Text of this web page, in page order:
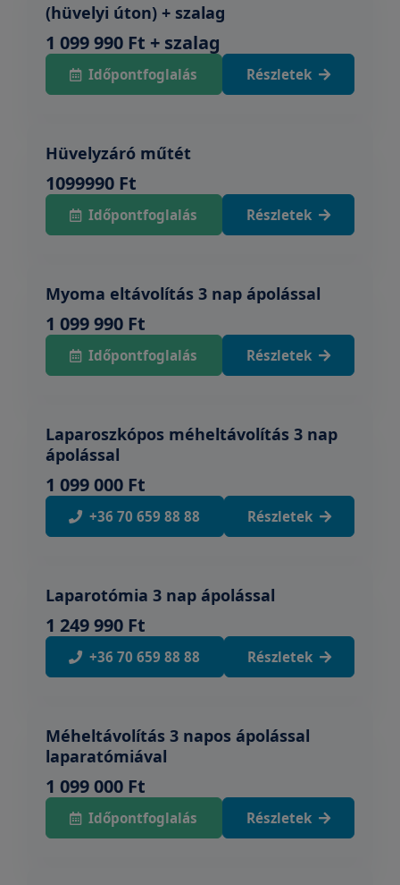
(hüvelyi úton) + szalag
1 099 990 Ft + szalag
Időpontfoglalás Részletek
Hüvelyzáró műtét
1099990 Ft
Időpontfoglalás Részletek
Myoma eltávolítás 3 nap ápolással
1 099 990 Ft
Időpontfoglalás Részletek
Laparoszkópos méheltávolítás 3 nap
ápolással
1 099 000 Ft
+36 70 659 88 88 Részletek
Laparotómia 3 nap ápolással
1 249 990 Ft
+36 70 659 88 88 Részletek
Méheltávolítás 3 napos ápolással
laparatómiával
1 099 000 Ft
Időpontfoglalás Részletek